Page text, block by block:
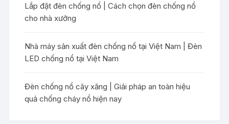
Lắp đặt đèn chống nổ | Cách chọn đèn chống nổ
cho nhà xưởng
Nhà máy sản xuất đèn chống nổ tại Việt Nam | Đèn
LED chống nổ tại Việt Nam
Đèn chống nổ cây xăng | Giải pháp an toàn hiệu
quả chống cháy nổ hiện nay